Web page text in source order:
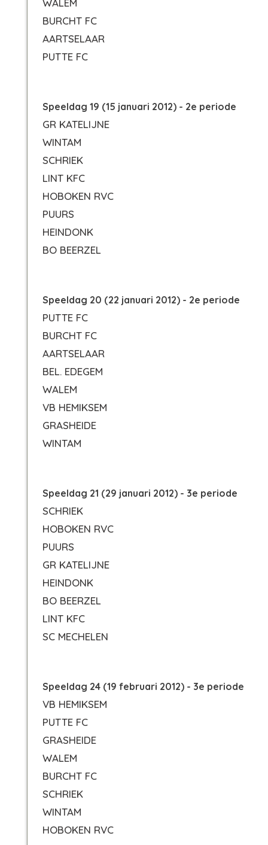
WALEM
BURCHT FC
AARTSELAAR
PUTTE FC
Speeldag 19 (15 januari 2012) - 2e periode
GR KATELIJNE
WINTAM
SCHRIEK
LINT KFC
HOBOKEN RVC
PUURS
HEINDONK
BO BEERZEL
Speeldag 20 (22 januari 2012) - 2e periode
PUTTE FC
BURCHT FC
AARTSELAAR
BEL. EDEGEM
WALEM
VB HEMIKSEM
GRASHEIDE
WINTAM
Speeldag 21 (29 januari 2012) - 3e periode
SCHRIEK
HOBOKEN RVC
PUURS
GR KATELIJNE
HEINDONK
BO BEERZEL
LINT KFC
SC MECHELEN
Speeldag 24 (19 februari 2012) - 3e periode
VB HEMIKSEM
PUTTE FC
GRASHEIDE
WALEM
BURCHT FC
SCHRIEK
WINTAM
HOBOKEN RVC